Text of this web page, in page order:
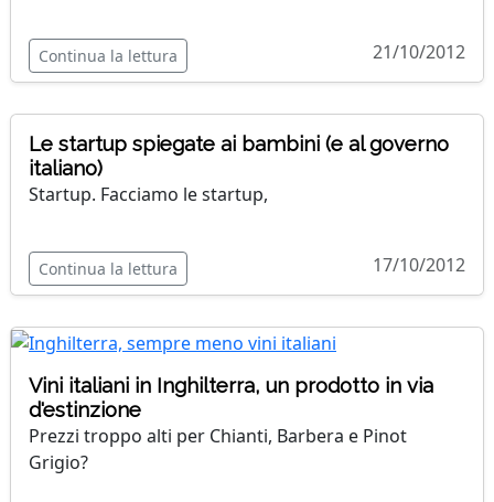
Continua la lettura 21/10/2012
Le startup spiegate ai bambini (e al governo
italiano)
Startup. Facciamo le startup,
Continua la lettura 17/10/2012
Vini italiani in Inghilterra, un prodotto in via
d'estinzione
Prezzi troppo alti per Chianti, Barbera e Pinot
Grigio?